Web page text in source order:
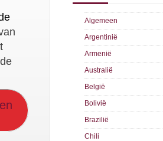
Algemeen
Argentinië
Armenië
Australië
België
Bolivië
Brazilië
Chili